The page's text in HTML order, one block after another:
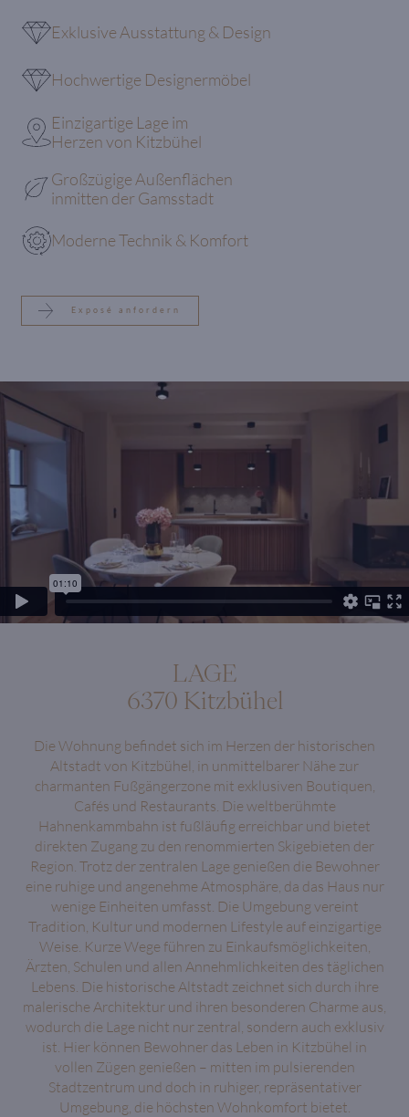
Exklusive Ausstattung & Design
Hochwertige Designermöbel
Einzigartige Lage im
Herzen von Kitzbühel
Großzügige Außenflächen
inmitten der Gamsstadt
Moderne Technik & Komfort
Exposé anfordern
LAGE
6370 Kitzbühel
Die Wohnung befindet sich im Herzen der historischen
Altstadt von Kitzbühel, in unmittelbarer Nähe zur
charmanten Fußgängerzone mit exklusiven Boutiquen,
Cafés und Restaurants. Die weltberühmte
Hahnenkammbahn ist fußläufig erreichbar und bietet
direkten Zugang zu den renommierten Skigebieten der
Region. Trotz der zentralen Lage genießen die Bewohner
eine ruhige und angenehme Atmosphäre, da das Haus nur
wenige Einheiten umfasst. Die Umgebung vereint
Tradition, Kultur und modernen Lifestyle auf einzigartige
Weise. Kurze Wege führen zu Einkaufsmöglichkeiten,
Ärzten, Schulen und allen Annehmlichkeiten des täglichen
Lebens. Die historische Altstadt zeichnet sich durch ihre
malerische Architektur und ihren besonderen Charme aus,
wodurch die Lage nicht nur zentral, sondern auch exklusiv
ist. Hier können Bewohner das Leben in Kitzbühel in
vollen Zügen genießen – mitten im pulsierenden
Stadtzentrum und doch in ruhiger, repräsentativer
Umgebung, die höchsten Wohnkomfort bietet.